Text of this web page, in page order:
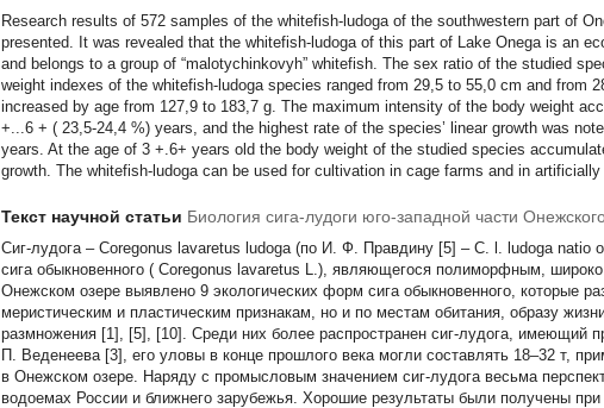
Research results of 572 samples of the whitefish-ludoga of the southwestern part of
presented. It was revealed that the whitefish-ludoga of this part of Lake Onega is an
and belongs to a group of “malotychinkovyh” whitefish. The sex ratio of the studied
weight indexes of the whitefish-ludoga species ranged from 29,5 to 55,0 cm and from
increased by age from 127,9 to 183,7 g. The maximum intensity of the body weight
+...6 + ( 23,5-24,4 %) years, and the highest rate of the species’ linear growth was
years. At the age of 3 +.6+ years old the body weight of the studied species
growth. The whitefish-ludoga can be used for cultivation in cage farms and in
Текст научной статьи Биология сига-лудоги юго-западной части
Сиг-лудога – Coregonus lavaretus ludoga (по И. Ф. Правдину [5] – C. l. ludoga natio
сига обыкновенного ( Coregonus lavaretus L.), являющегося полиморфным,
Онежском озере выявлено 9 экологических форм сига обыкновенного, которые
меристическим и пластическим признакам, но и по местам обитания, образу
размножения [1], [5], [10]. Среди них более распространен сиг-лудога, имеющий
П. Веденеева [3], его уловы в конце прошлого века могли составлять 18–32 т,
в Онежском озере. Наряду с промысловым значением сиг-лудога весьма
водоемах России и ближнего зарубежья. Хорошие результаты были получены